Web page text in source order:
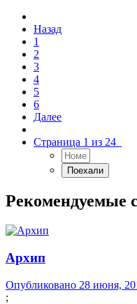
Назад
1
2
3
4
5
6
Далее
Страница 1 из 24
Рекомендуемые
Архип
Опубликовано 28 июня,
;